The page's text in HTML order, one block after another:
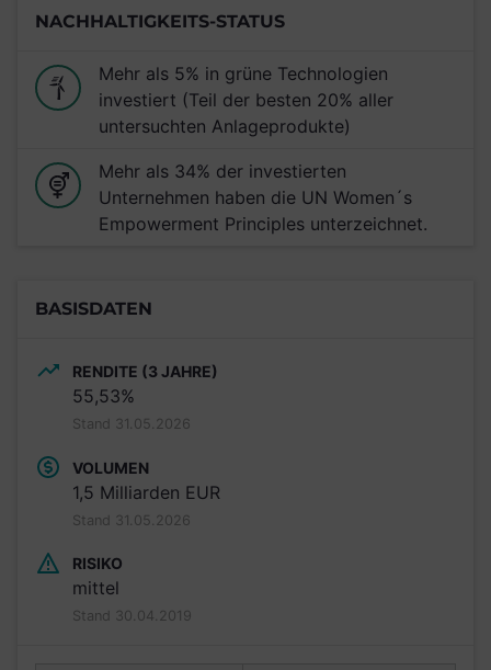
NACHHALTIGKEITS-STATUS
Mehr als 5% in grüne Technologien
investiert (Teil der besten 20% aller
untersuchten Anlageprodukte)
Mehr als 34% der investierten
Unternehmen haben die UN Women´s
Empowerment Principles unterzeichnet.
BASISDATEN
RENDITE (3 JAHRE)
55,53%
Stand 31.05.2026
VOLUMEN
1,5 Milliarden EUR
Stand 31.05.2026
RISIKO
mittel
Stand 30.04.2019